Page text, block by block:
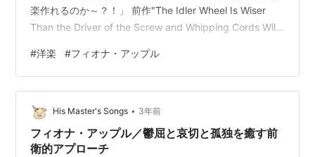
楽作れるのか～？！」 前作"The Idler Wheel Is Wiser
Than the Driver of the Screw and Whipping Cords Will
彼女はとても疲れているのではないかと感じた。哀しみ
を通り越して疲れていると。あれは自身を癒す…
#洋楽 #フィオナ・アップル
His Master's Songs • 3年前
フィオナ・アップル／鬱屈と哀切と孤独を癒す前
衛的アプローチ